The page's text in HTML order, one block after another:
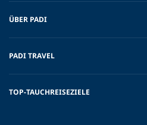
ÜBER PADI
PADI TRAVEL
TOP-TAUCHREISEZIELE